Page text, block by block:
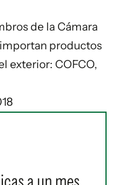
de la Cámara
productos
exterior: COFCO,